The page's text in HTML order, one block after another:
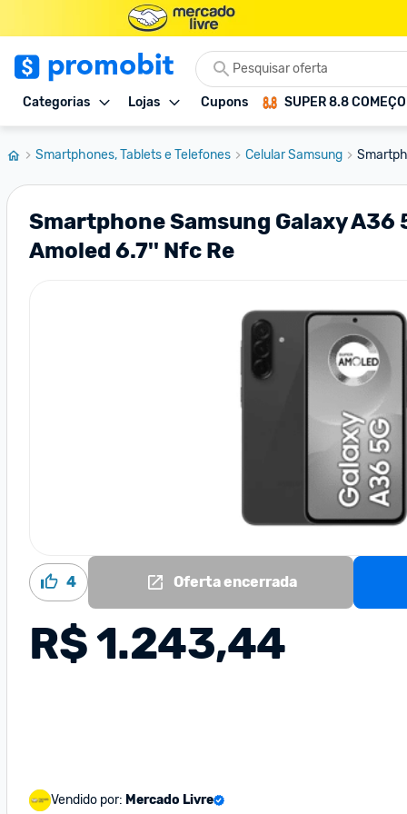
Categorias Lojas Cupons SUPER 8.8
Smartphones, Tablets e Telefones Celular Samsung
Smartphone Samsung Galaxy A36
Amoled 6.7'' Nfc Re
4 Oferta encerrada
R$ 1.243,44
Vendido por: Mercado Livre